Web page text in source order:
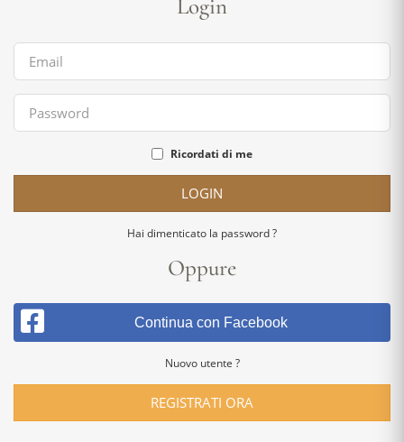
Login
Ricordati di me
LOGIN
Hai dimenticato la password ?
Oppure
Continua con Facebook
Nuovo utente ?
REGISTRATI ORA